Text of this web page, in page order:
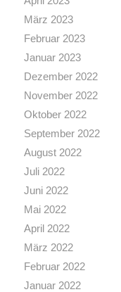
März 2023
Februar 2023
Januar 2023
Dezember 2022
November 2022
Oktober 2022
September 2022
August 2022
Juli 2022
Juni 2022
Mai 2022
April 2022
März 2022
Februar 2022
Januar 2022